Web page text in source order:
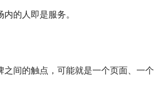
的人即是服务。
间的触点，可能就是一个页面、一个